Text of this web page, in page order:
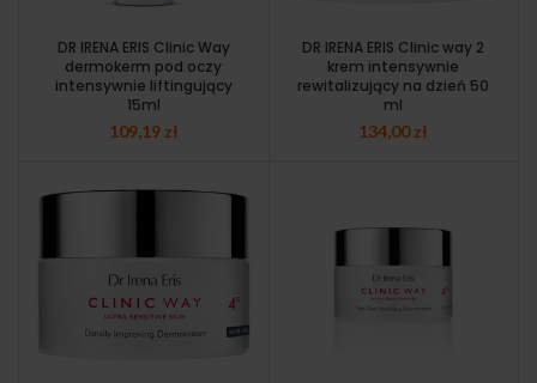
DR IRENA ERIS Clinic Way
dermokerm pod oczy
intensywnie liftingujący
15ml
109,19 zł
DR IRENA ERIS Clinic way 2
krem intensywnie
rewitalizujący na dzień 50
ml
134,00zł